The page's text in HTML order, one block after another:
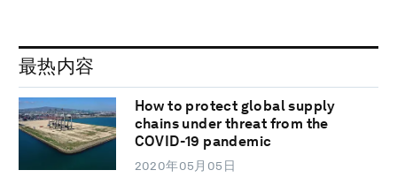
最热内容
How to protect global supply
chains under threat from the
COVID-19 pandemic
2020年05月05日